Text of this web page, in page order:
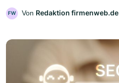
FW Von Redaktion firmenweb.de